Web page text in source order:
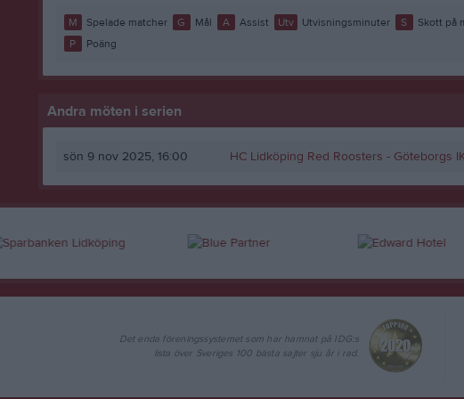
M Spelade matcher G Mål A Assist Utv Utvisningsminuter S Skott på
P
Poäng
Andra möten i serien
sön 9 nov 2025, 16:00 HC Lidköping Red Roosters - Göteborgs
Det enda föreningssystemet som har hamnat på IDG:s
lista över Sveriges 100 bästa sajter sju år i rad.